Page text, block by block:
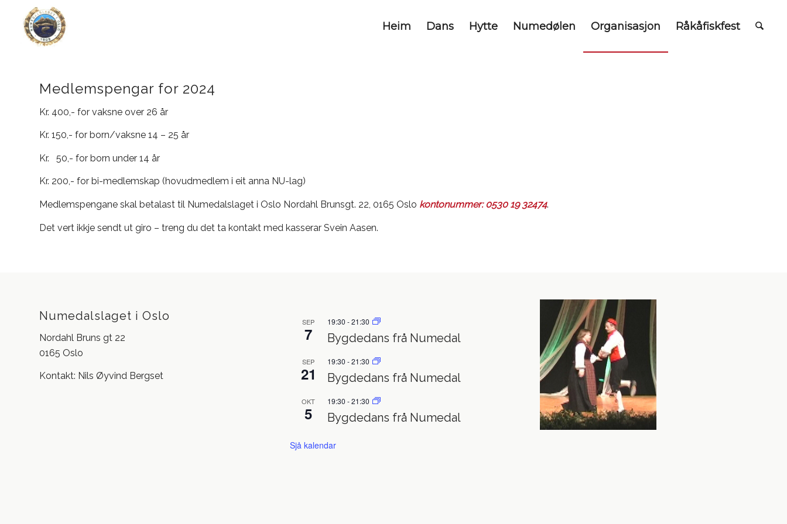
Heim Dans Hytte Numedølen Organisasjon Råkåfiskfest
Medlemspengar for 2024
Kr. 400,- for vaksne over 26 år
Kr. 150,- for born/vaksne 14 – 25 år
Kr. 50,- for born under 14 år
Kr. 200,- for bi-medlemskap (hovudmedlem i eit anna NU-lag)
Medlemspengane skal betalast til Numedalslaget i Oslo Nordahl Brunsgt. 22, 0165 Oslo kontonummer: 0530 19 32474.
Det vert ikkje sendt ut giro – treng du det ta kontakt med kasserar Svein Aasen.
Numedalslaget i Oslo
Nordahl Bruns gt 22
0165 Oslo
Kontakt: Nils Øyvind Bergset
SEP
7
19:30 -21:30
Bygdedans frå Numedal
SEP
21
19:30 -21:30
Bygdedans frå Numedal
OKT
5
19:30 -21:30
Bygdedans frå Numedal
Sjå kalendar